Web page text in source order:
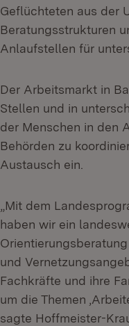
Geflüchteten aus der
Beratungsstrukturen
Anlaufstellen für
Der Arbeitsmarkt in
Stellen und in
der Menschen in den
Behörden zu
Austausch ein.
„Mit dem
haben wir ein
und
Fachkräfte und ihre
um die Themen
sagte Hoffmeister-